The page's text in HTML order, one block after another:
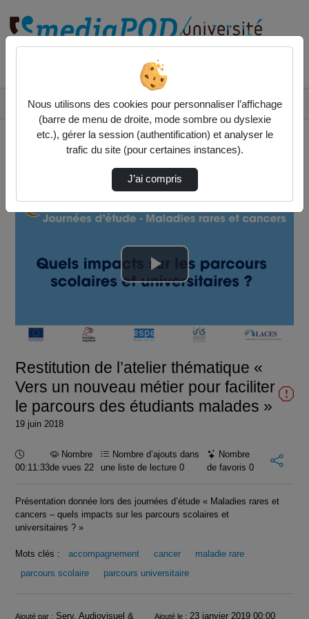
Restitution de l’atelier thématique « Vers u…
Lire
vidéo
Restitution de l’atelier thématique «
Vers un nouveau métier pour faciliter
le parcours des étudiants malades »
19 juin 2018
Durée :
00:11:33
Nombre
de vues 22
Nombre d’ajouts dans
une liste de lecture0
Nombre
de favoris 0
Présentation donnée lors des journées d’étude « Maladies rares et
cancers – quels impacts sur les parcours scolaires et
universitaires ? »
Mots clés : accompagnement cancer
maladie rare
parcours scolaire
parcours universitaire
Ajouté par : Serv. Audiovisuel & Ajouté le : 23 janvier 2019 00:00
Nous utilisons des cookies pour personnaliser l’affichage
(barre de menu de droite, mode sombre ou dyslexie
etc.), gérer la session (authentification) et analyser le
trafic du site (pour certaines instances).
J’ai compris